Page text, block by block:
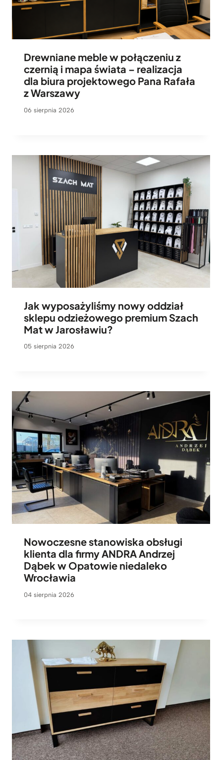
Drewniane meble w połączeniu z
czernią i mapa świata – realizacja
dla biura projektowego Pana Rafała
z Warszawy
06 sierpnia 2026
Jak wyposażyliśmy nowy oddział
sklepu odzieżowego premium Szach
Mat w Jarosławiu?
05 sierpnia 2026
Nowoczesne stanowiska obsługi
klienta dla firmy ANDRA Andrzej
Dąbek w Opatowie niedaleko
Wrocławia
04 sierpnia 2026